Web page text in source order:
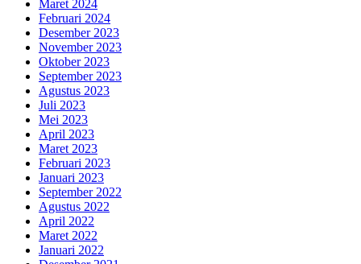
Maret 2024
Februari 2024
Desember 2023
November 2023
Oktober 2023
September 2023
Agustus 2023
Juli 2023
Mei 2023
April 2023
Maret 2023
Februari 2023
Januari 2023
September 2022
Agustus 2022
April 2022
Maret 2022
Januari 2022